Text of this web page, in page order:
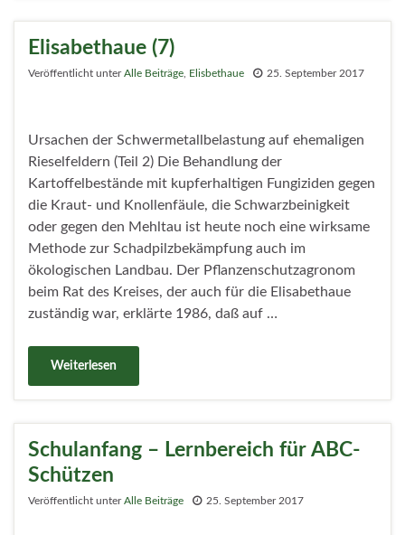
Elisabethaue (7)
Veröffentlicht unterAlle Beiträge Elisbethaue 25. September 2017
Ursachen der Schwermetallbelastung auf ehemaligen
Rieselfeldern (Teil 2) Die Behandlung der
Kartoffelbestände mit kupferhaltigen Fungiziden gegen
die Kraut- und Knollenfäule, die Schwarzbeinigkeit
oder gegen den Mehltau ist heute noch eine wirksame
Methode zur Schadpilzbekämpfung auch im
ökologischen Landbau. Der Pflanzenschutzagronom
beim Rat des Kreises, der auch für die Elisabethaue
zuständig war, erklärte 1986, daß auf …
Weiterlesen
Schulanfang – Lernbereich für ABC-
Schützen
Veröffentlicht unterAlle Beiträge 25. September 2017